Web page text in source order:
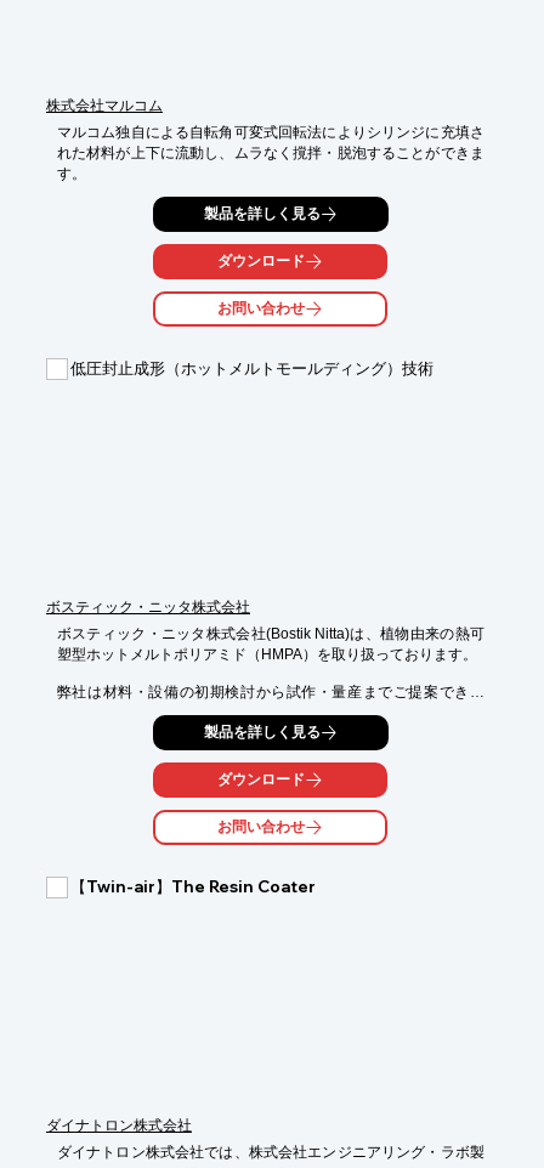
株式会社マルコム
マルコム独自による自転角可変式回転法によりシリンジに充填さ
れた材料が上下に流動し、ムラなく撹拌・脱泡することができま
す。
製品を詳しく見る
ダウンロード
お問い合わせ
低圧封止成形（ホットメルトモールディング）技術
ボスティック・ニッタ株式会社
ボスティック・ニッタ株式会社(Bostik Nitta)は、植物由来の熱可
塑型ホットメルトポリアミド（HMPA）を取り扱っております。
弊社は材料・設備の初期検討から試作・量産までご提案できま
す。詳しくはお気軽にお問い合わせ下さい。
弊社の製品は、150℃まで耐熱性と高密着強度を有し、低圧射出
基盤・センサー等電子部品の固定・封止防水などで活用されてい
更に、低圧射出成型（LPM）技術は電子電気部品（自動車、電
気に対して製品を保護する上で重要な役割を担います。ホットメ
※カタログをダウンロードいただけます。
製品を詳しく見る
ダウンロード
お問い合わせ
【Twin-air】The Resin Coater
ダイナトロン株式会社
ダイナトロン株式会社では、株式会社エンジニアリング・ラボ製